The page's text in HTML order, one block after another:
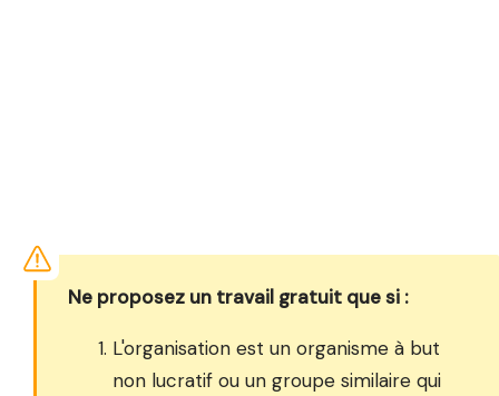
Ne proposez un travail gratuit que si :
L'organisation est un organisme à but
non lucratif ou un groupe similaire qui